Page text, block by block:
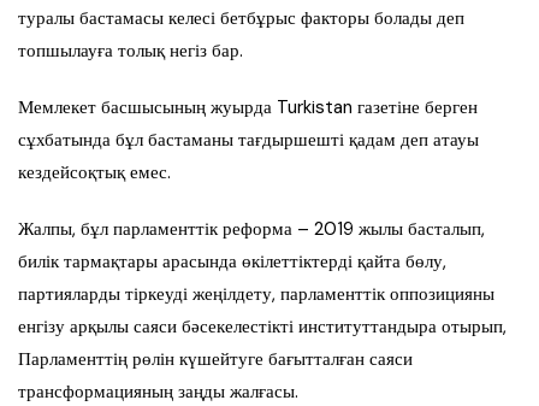
туралы бастамасы келесі бетбұрыс факторы болады деп
топшылауға толық негіз бар.
Мемлекет басшысының жуырда Turkistan газетіне берген
сұхбатында бұл бастаманы тағдыршешті қадам деп атауы
кездейсоқтық емес.
Жалпы, бұл парламенттік реформа – 2019 жылы басталып,
билік тармақтары арасында өкілеттіктерді қайта бөлу,
партияларды тіркеуді жеңілдету, парламенттік оппозицияны
енгізу арқылы саяси бәсекелестікті институттандыра отырып,
Парламенттің рөлін күшейтуге бағытталған саяси
трансформацияның заңды жалғасы.